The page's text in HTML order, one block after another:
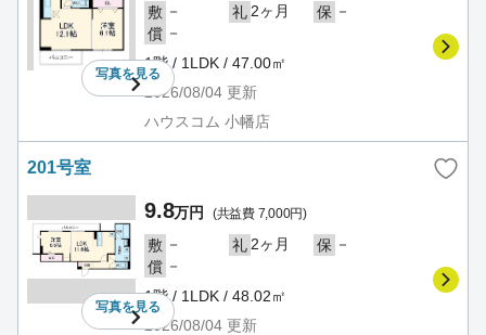
写真を見る
敷 － 礼 2ヶ月 保 －
償 －
1階 / 1LDK / 47.00㎡
2026/08/04 更新
ハウスコム 小幡店
201号室
写真を見る
9.8万円 (共益費 7,000円)
敷 － 礼 2ヶ月 保 －
償 －
1階 / 1LDK / 48.02㎡
2026/08/04 更新